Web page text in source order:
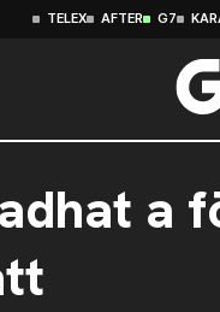
TELEX AFTER G7
a